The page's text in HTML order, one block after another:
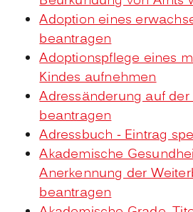
Adoption eines
beantragen
Adoptionspflege eines
Kindes aufnehmen
Adressänderung auf der
beantragen
Adressbuch - Eintrag
Akademische
Anerkennung der
beantragen